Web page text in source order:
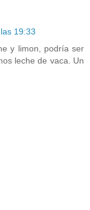
19:33
y limon, podría ser
leche de vaca. Un